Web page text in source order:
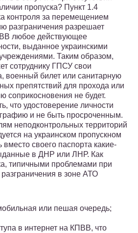
пропуска? Пункт 1.4
контроля за перемещением
разграничения разрешает
любое действующее
выданное украинскими
Таким образом,
сотруднику ГПСУ свои
военный билет или санитарную
препятствий для прохода или
соприкосновения не будет.
что удостоверение личности
и не быть просроченным.
неподконтрольных территорий
на украинском пропускном
вместо своего паспорта какие-
в ДНР или ЛНР. Как
типичными проблемами при
в зоне АТО
или пешая очередь;
в интернет на КПВВ, что